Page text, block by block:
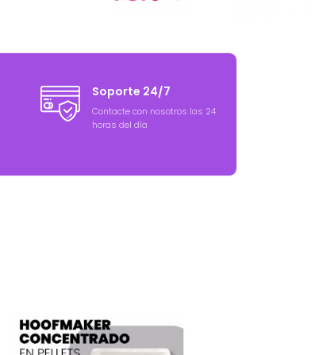
Soporte 24/7
Contacte con nosotros las 24
horas del día